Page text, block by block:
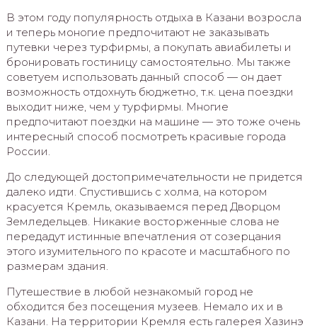
В этом году популярность отдыха в Казани возросла
и теперь моногие предпочитают не заказывать
путевки через турфирмы, а покупать авиабилеты и
бронировать гостиницу самостоятельно. Мы также
советуем использовать данный способ — он дает
возможность отдохнуть бюджетно, т.к. цена поездки
выходит ниже, чем у турфирмы. Многие
предпочитают поездки на машине — это тоже очень
интересный способ посмотреть красивые города
России.
До следующей достопримечательности не придется
далеко идти. Спустившись с холма, на котором
красуется Кремль, оказываемся перед Дворцом
Земледельцев. Никакие восторженные слова не
передадут истинные впечатления от созерцания
этого изумительного по красоте и масштабного по
размерам здания.
Путешествие в любой незнакомый город не
обходится без посещения музеев. Немало их и в
Казани. На территории Кремля есть галерея Хазинэ